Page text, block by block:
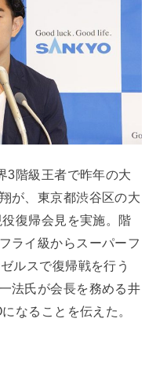
3階級王者で昨年の大
が、東京都渋谷区の大
復帰会見を実施。階
ライ級からスーパーフ
ルスで復帰戦を行う
法氏が会長を務める井
なることを伝えた。